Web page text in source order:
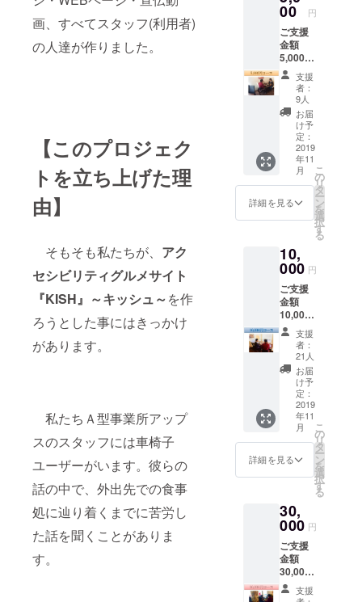
画、すべてスタッフ(利用者)
の人達が作りました。
【このプロジェク
トを立ち上げた理
由】
そもそも私たちが、 アク
セシビリティグルメサイト
『KISH』～キッシュ～を作
ろうとした事にはきっかけ
があります。
私たちＡ型事業所アップ
スのスタッフには車椅子
ユーザーがいます。彼らの
話の中で、外出先での食事
処に辿り着くまでに苦労し
た話を聞くことがありま
す。
を深め、優
しい社会を
創ってい
く」ことで
す。
言って、お
金に余裕は
ありませ
でもお金が
待つのでは
なく、今動
くことがベ
ストなの
だ！と私は
考えていま
す。
今回、我々
が製作しよ
うとしてい
るアクセシ
ビリティグ
ルメサイト
『KISH』と
いうのは、
フランスの
郷土料理か
00 円
ご支援
金額
5,000円
の皆様
には ●
感謝の
気持ち
を込め
たお礼
のメー
ル ●ア
クセシ
ビリ
ティグ
ルメサ
イト
』～
キッ
シュ～
掲載店
で使え
る、お
食事券
を1,000
円分を
郵送 ※
サイト
完成後
に郵送
させて
いただ
きま
す。 ※
ん。 ※
お食事
券は
1,000円
つづり
となっ
てお
支援
者：
9人
お届
け予
定：
2019
年11
月
詳細を見る
こ
の
リ
タ
ー
ン
を
選
択
す
る
10,
000 円
ご支援
金額
10,000
円の皆
様には
●感謝の
気持ち
を込め
たお礼
のメー
ル ●ア
クセシ
ビリ
ティグ
ルメサ
イト
』～
キッ
シュ～
掲載店
で使え
る、お
食事券
を3,000
支援
者：
21人
お届
け予
定：
2019
年11
月
詳細を見る
こ
の
リ
タ
ー
ン
を
選
択
す
る
30,
000 円
ご支援
金額
30,000
円の皆
様には
支援